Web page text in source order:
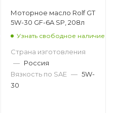
Моторное масло Rolf GT
5W-30 GF-6A SP, 208л
Узнать свободное наличие
Страна изготовления
— Россия
Вязкость по SAE — 5W-
30